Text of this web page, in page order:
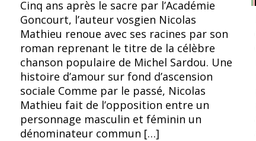
Cinq ans après le sacre par l’Académie
Goncourt, l’auteur vosgien Nicolas
Mathieu renoue avec ses racines par son
roman reprenant le titre de la célèbre
chanson populaire de Michel Sardou. Une
histoire d’amour sur fond d’ascension
sociale Comme par le passé, Nicolas
Mathieu fait de l’opposition entre un
personnage masculin et féminin un
dénominateur commun […]